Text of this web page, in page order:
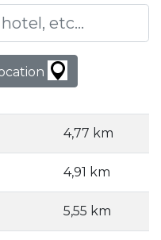
4,77 km
4,91 km
5,55 km